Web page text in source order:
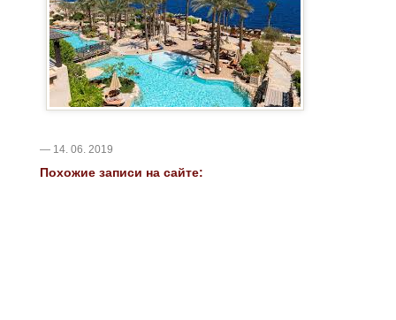
— 14. 06. 2019
Похожие записи на сайте: